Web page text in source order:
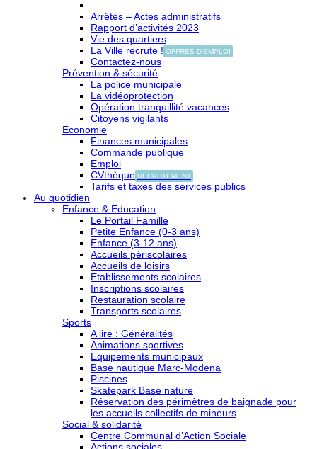
Arrêtés – Actes administratifs
Rapport d’activités 2023
Vie des quartiers
La Ville recrute ! OFFRES D'EMPLOI
Contactez-nous
Prévention & sécurité
La police municipale
La vidéoprotection
Opération tranquillité vacances
Citoyens vigilants
Economie
Finances municipales
Commande publique
Emploi
CVthèque RECRUTEMENT
Tarifs et taxes des services publics
Au quotidien
Enfance & Education
Le Portail Famille
Petite Enfance (0-3 ans)
Enfance (3-12 ans)
Accueils périscolaires
Accueils de loisirs
Etablissements scolaires
Inscriptions scolaires
Restauration scolaire
Transports scolaires
Sports
A lire : Généralités
Animations sportives
Equipements municipaux
Base nautique Marc-Modena
Piscines
Skatepark Base nature
Réservation des périmètres de baignade pour
les accueils collectifs de mineurs
Social & solidarité
Centre Communal d’Action Sociale